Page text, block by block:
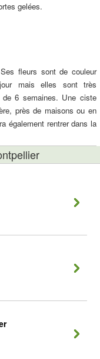
gelées.
fleurs sont de couleur
mais elles sont très
de 6 semaines. Une ciste
près de maisons ou en
également rentrer dans la